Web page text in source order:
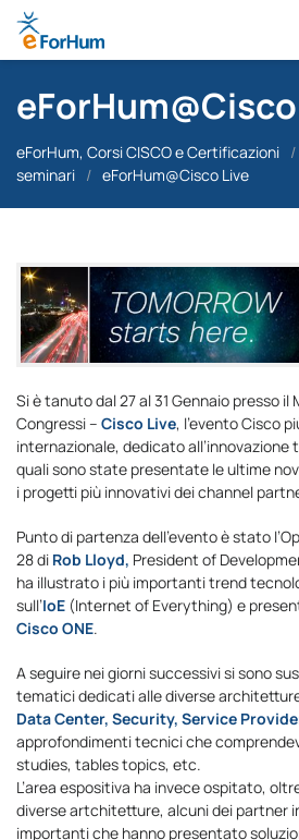
eForHum, Corsi CISCO e Certificazioni /
seminari / eForHum@Cisco Live
Si è tanuto dal 27 al 31 Gennaio presso il
Congressi – Cisco Live, l’evento Cisco
internazionale, dedicato
quali sono state presentate le ultime
i progetti più innovativi dei channel
Punto di partenza dell’evento è stato
28 di Rob Lloyd, President of
ha illustrato i più importanti trend
sull’IoE (Internet of Everything) e
Cisco ONE.
A seguire nei giorni successivi si sono
tematici dedicati alle diverse
Data Center, Security, Service
approfondimenti tecnici che
studies, tables topics, etc.
L’area espositiva ha invece ospitato,
diverse artchitetture, alcuni dei partner
importanti che hanno presentato